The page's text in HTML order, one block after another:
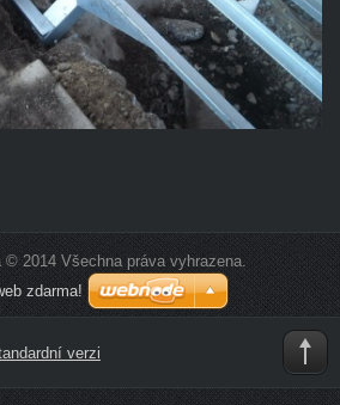
© 2014 Všechna práva vyhrazena.
zdarma!
verzi